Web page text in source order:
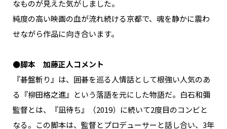
なものが見えた気がしました。
純度の高い映画の血が流れ続ける京都で、魂を静かに震わ
せながら作品に向き合います。
●脚本 加藤正人コメント
『碁盤斬り』は、囲碁を巡る人情話として根強い人気のあ
る『柳田格之進』という落語を元にした物語だ。白石和彌
監督とは、『凪待ち』（2019）に続いて2度目のコンビと
なる。この脚本は、監督とプロデューサーと話し合い、3年